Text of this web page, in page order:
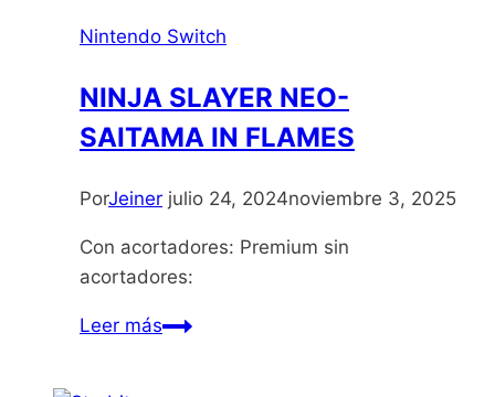
Nintendo Switch
NINJA SLAYER NEO-
SAITAMA IN FLAMES
PorJeiner julio 24, 2024noviembre 3, 2025
Con acortadores: Premium sin
acortadores:
Leer másNINJA